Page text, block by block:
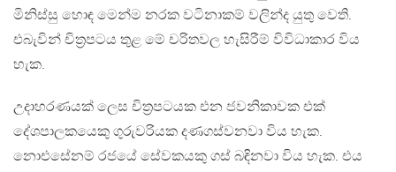
මිනිස්සු හොඳ මෙන්ම නරක වටිනාකම් වලින්ද යුතු වෙති.
එබැවින් චිත්‍රපටය තුළ මේ චරිතවල හැසිරීම් විවිධාකාර විය
හැක.
උදාහරණයක් ලෙස චිත්‍රපටයක එන ජවනිකාවක එක්
දේශපාලකයෙකු ගුරුවරියක දණගස්වනවා විය හැක.
නොඑසේනම් රජයේ සේවකයකු ගස් බඳිනවා විය හැක. එය